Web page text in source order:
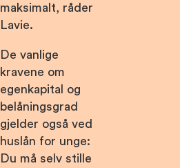
maksimalt, råder
Lavie.
De vanlige
kravene om
egenkapital og
belåningsgrad
gjelder også ved
huslån for unge:
Du må selv stille